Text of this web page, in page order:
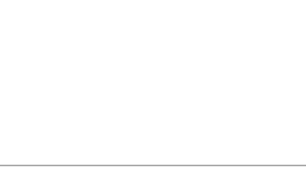
ausführlich besprochen. Da der IQP in vielen
sein und einen erstaunlichen Effekt hervorrufen kann,
gegen Fritz auf verschiedenen Niveaus